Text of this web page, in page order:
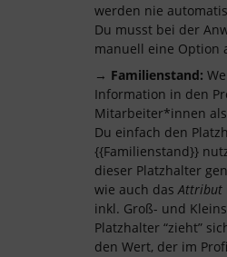
werden nie
Du musst bei der
manuell eine Option
→ Familienstand:
Information in den
Mitarbeiter*innen
Du einfach den
{{Familienstand}}
dieser Platzhalter
wie auch dasAttribut
inkl. Groß- und
Platzhalter “zieht”
den Wert, der im